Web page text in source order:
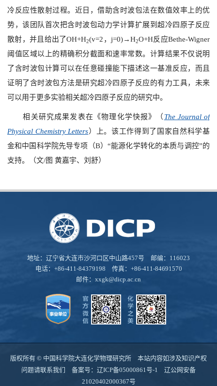
冷反应性散射过程。近日，借助含时波包法在数值效率上的优
势，该团队首次把含时波包动力学计算扩展到超冷四原子反应
散射，并且给出了OH+H2(v=2，j=0)→H2O+H反应Bethe-Wigner
阈值区域以上的精确积分截面和速率常数。计算结果不仅说明
了含时波包计算可以在任意碰撞能下描述这一基准反应，而且
证明了含时波包方法是研究超冷四原子反应的有力工具，未来
可以用于更多实验相关超冷四原子反应的研究中。
相关研究成果发表在《物理化学快报》（ The Journal of
Physical Chemistry Letters）上。该工作得到了国家自然科学基
金和中国科学院先导专项（B）“能源化学转化的本质与调控”的
支持。（文/图 黄嘉宇、刘舒）
地址：辽宁省大连市沙河口区中山路457号 邮编：116023
电话：+86-411-84379198 传真：+86-411-84691570
邮件： xxgk@dicp.ac.cn
版权所有 © 中国科学院大连化学物理研究所 本站内容如涉及知识产权
问题请联系我们 备案号： 辽ICP备05000861号-1
辽公网安备
21020402000367号